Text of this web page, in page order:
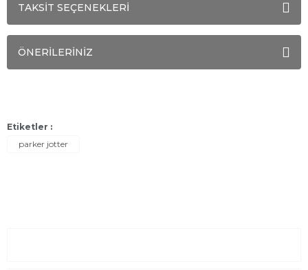
TAKSİT SEÇENEKLERİ
ÖNERİLERİNİZ
Etiketler :
parker jotter